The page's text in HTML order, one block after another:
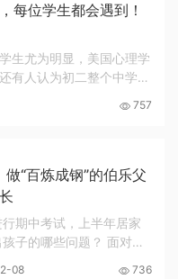
每位学生都会遇到！
生尤为明显，美国心理学
有人认为初二整个中学阶
757
“百炼成钢”的伯乐父
期中考试，上半年居家
子的哪些问题？ 面对孩
08 736